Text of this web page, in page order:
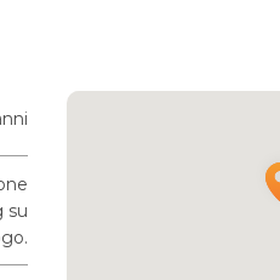
su